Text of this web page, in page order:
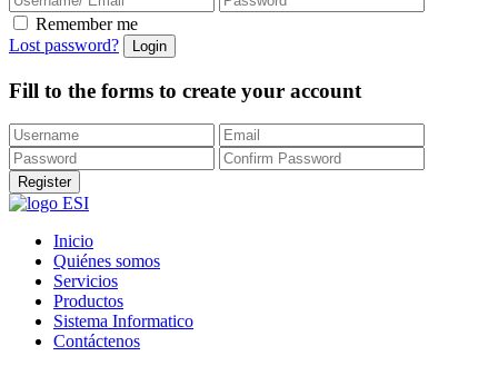
Remember me
Lost password?
Fill to the forms to create your account
Inicio
Quiénes somos
Servicios
Productos
Sistema Informatico
Contáctenos